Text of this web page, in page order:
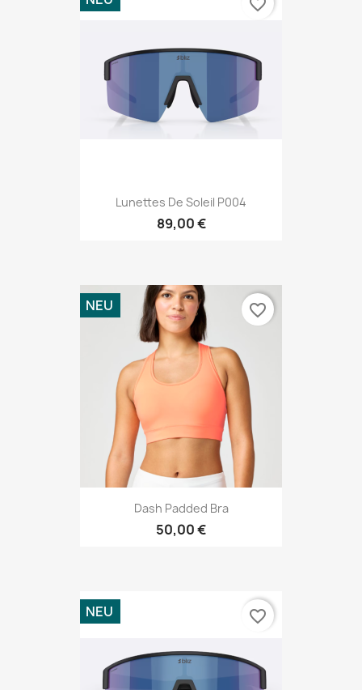
Lunettes De Soleil P004
89,00 €
Dash Padded Bra
50,00 €
NEU favorite_border
NEU favorite_border